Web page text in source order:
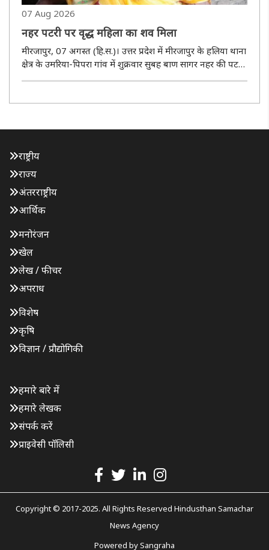
07 Aug 2026
नहर पटरी पर वृद्ध महिला का शव मिला
मीरजापुर, 07 अगस्त (हि.स.)। उत्तर प्रदेश में मीरजापुर के हलिया थाना
क्षेत्र के उमरिया-पिपरा गांव में शुक्रवार सुबह बाण सागर नहर की पटरी
पर एक वृद्ध महिला का शव मिला। सूचना पर पहुंची पुलिस ने
राष्ट्रीय
राज्य
अंतरराष्ट्रीय
आर्थिक
मनोरंजन
खेल
लेख / फीचर
अपराध
विशेष
कृषि
विज्ञान / प्रौद्योगिकी
हमारे बारे में
हमारे लेखक
संपर्क करें
प्राइवेसी पॉलिसी
Copyright © 2017-2025. All Rights Reserved Hindusthan Samachar
News Agency
Powered bySangraha